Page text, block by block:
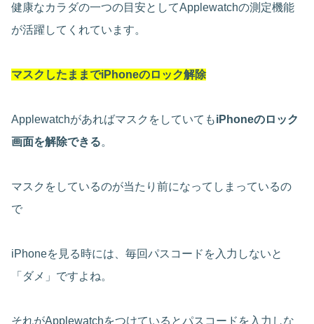
健康なカラダの一つの目安としてApplewatchの測定機能
が活躍してくれています。
マスクしたままでiPhoneのロック解除
ApplewatchがあればマスクをしていてもiPhoneのロック
画面を解除できる。
マスクをしているのが当たり前になってしまっているの
で
iPhoneを見る時には、毎回パスコードを入力しないと
「ダメ」ですよね。
それがApplewatchをつけているとパスコードを入力しな